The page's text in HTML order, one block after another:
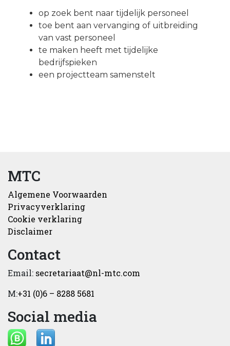
op zoek bent naar tijdelijk personeel
toe bent aan vervanging of uitbreiding
van vast personeel
te maken heeft met tijdelijke
bedrijfspieken
een projectteam samenstelt
MTC
Algemene Voorwaarden
Privacyverklaring
Cookie verklaring
Disclaimer
Contact
Email: secretariaat@nl-mtc.com
M:+31 (0)6 – 8288 5681
Social media